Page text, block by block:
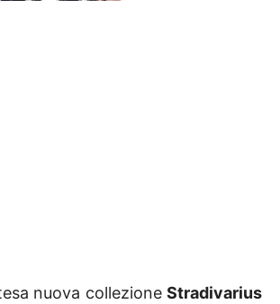
nuova collezione Stradivarius